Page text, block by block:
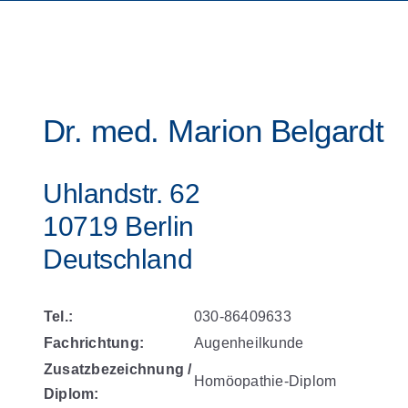
Dr. med. Marion Belgardt
Uhlandstr. 62
10719 Berlin
Deutschland
Tel.:
030-86409633
Fachrichtung:
Augenheilkunde
Zusatzbezeichnung /
Diplom:
Homöopathie-Diplom